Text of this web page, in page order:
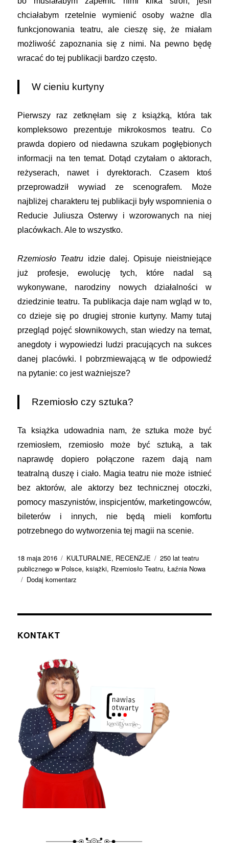
chciałabym rzetelnie wymienić osoby ważne dla
funkcjonowania teatru, ale cieszę się, że miałam
możliwość zapoznania się z nimi. Na pewno będę
wracać do tej publikacji bardzo często.
W cieniu kurtyny
Pierwszy raz zetknęłam się z książką, która tak
kompleksowo prezentuje mikrokosmos teatru. Co
prawda dopiero od niedawna szukam pogłębionych
informacji na ten temat. Dotąd czytałam o aktorach,
reżyserach, nawet i dyrektorach. Czasem ktoś
przeprowadził wywiad ze scenografem. Może
najbliżej charakteru tej publikacji były wspomnienia o
Reducie Juliusza Osterwy i wzorowanych na niej
placówkach. Ale to wszystko.
Rzemiosło Teatru idzie dalej. Opisuje nieistniejące
już profesje, ewolucję tych, które nadal są
wykonywane, narodziny nowych działalności w
dziedzinie teatru. Ta publikacja daje nam wgląd w to,
co dzieje się po drugiej stronie kurtyny. Mamy tutaj
przegląd pojęć słownikowych, stan wiedzy na temat,
anegdoty i wypowiedzi ludzi pracujących na sukces
danej placówki. I pobrzmiewającą w tle odpowiedź
na pytanie: co jest ważniejsze?
Rzemiosło czy sztuka?
Ta książka udowadnia nam, że sztuka może być
rzemiosłem, rzemiosło może być sztuką, a tak
naprawdę dopiero połączone razem dają nam
teatralną duszę i ciało. Magia teatru nie może istnieć
bez aktorów, ale aktorzy bez technicznej otoczki,
pomocy maszynistów, inspicjentów, marketingowców,
bileterów i innych, nie będą mieli komfortu
potrzebnego do wytworzenia tej magii na scenie.
Data
publikacji
18 maja 2016 Kategorie
KULTURALNIE, RECENZJE Tagi
250 lat teatru
publicznego w Polsce,książki, Rzemiosło Teatru,Łaźnia Nowa
Dodaj komentarz
KONTAKT